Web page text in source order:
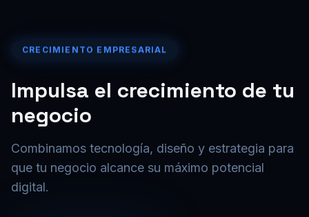
CRECIMIENTO EMPRESARIAL
Impulsa el crecimiento de tu
negocio
Combinamos tecnología, diseño y estrategia para
que tu negocio alcance su máximo potencial
digital.